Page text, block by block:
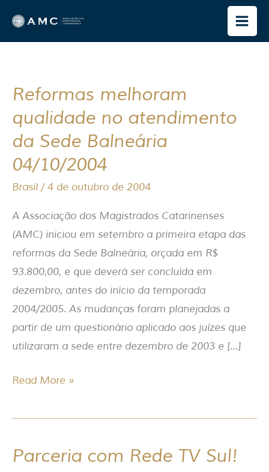
para
o
Reformas melhoram
qualidade no atendimento
da Sede Balneária
04/10/2004
Brasil /4 de outubro de 2004
A Associação dos Magistrados Catarinenses
(AMC) iniciou em setembro a primeira etapa das
reformas da Sede Balneária, orçada em R$
93.800,00, e que deverá ser concluída em
dezembro, antes do início da temporada
2004/2005. As mudanças foram planejadas a
partir de um questionário aplicado aos juízes que
utilizaram a sede entre dezembro de 2003 e […]
Reformas
melhoram
qualidade
no
atendimento
da
Balneária
04/10/2004
Read More »
Parceria com Rede TV Sul!
Parceria